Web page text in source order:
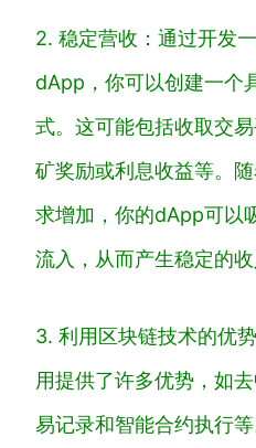
2. 稳定营收：通过开发
dApp，你可以创建一个
式。这可能包括收取交
矿奖励或利息收益等。
求增加，你的dApp可以
流入，从而产生稳定的收
3. 利用区块链技术的优
用提供了许多优势，如
易记录和智能合约执行